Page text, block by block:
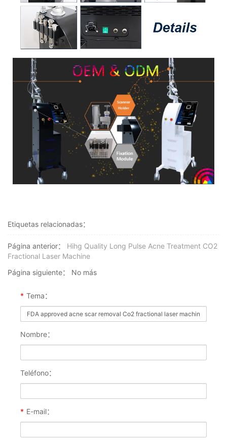
Etiquetas relacionadas：
Página anterior：
Hihg Quality Long Pulse Acne Treatment CO2
Fractional Laser Machine
Página siguiente：
No más
* Tema：
Nombre：
Teléfono：
* E-mail：